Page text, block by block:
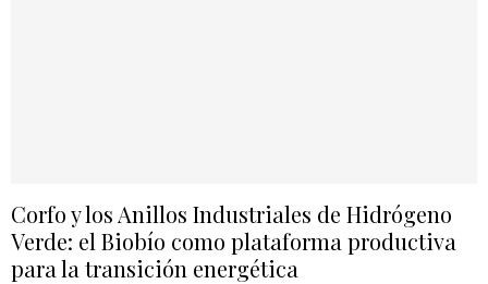
Corfo y los Anillos Industriales de Hidrógeno
Verde: el Biobío como plataforma productiva
para la transición energética